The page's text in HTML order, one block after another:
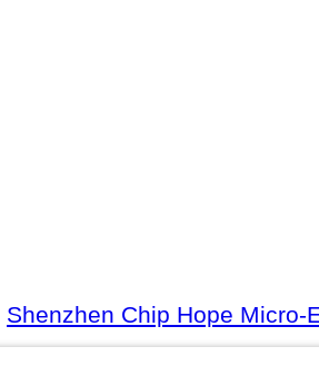
Shenzhen Chip Hope Micro-